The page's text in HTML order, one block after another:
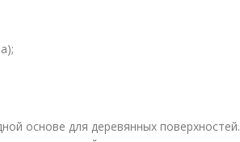
основе для деревянных